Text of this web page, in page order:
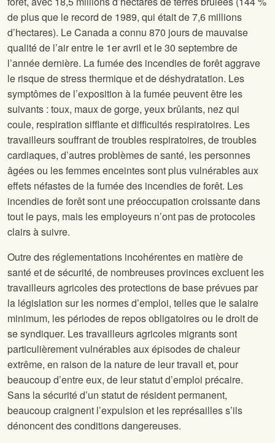
de plus que le record de 1989, qui était de 7,6 millions
d’hectares). Le Canada a connu 870 jours de mauvaise
qualité de l’air entre le 1er avril et le 30 septembre de
l’année dernière. La fumée des incendies de forêt aggrave
le risque de stress thermique et de déshydratation. Les
symptômes de l’exposition à la fumée peuvent être les
suivants : toux, maux de gorge, yeux brûlants, nez qui
coule, respiration sifflante et difficultés respiratoires. Les
travailleurs souffrant de troubles respiratoires, de troubles
cardiaques, d’autres problèmes de santé, les personnes
âgées ou les femmes enceintes sont plus vulnérables aux
effets néfastes de la fumée des incendies de forêt. Les
incendies de forêt sont une préoccupation croissante dans
tout le pays, mais les employeurs n’ont pas de protocoles
clairs à suivre.
Outre des réglementations incohérentes en matière de
santé et de sécurité, de nombreuses provinces excluent les
travailleurs agricoles des protections de base prévues par
la législation sur les normes d’emploi, telles que le salaire
minimum, les périodes de repos obligatoires ou le droit de
se syndiquer. Les travailleurs agricoles migrants sont
particulièrement vulnérables aux épisodes de chaleur
extrême, en raison de la nature de leur travail et, pour
beaucoup d’entre eux, de leur statut d’emploi précaire.
Sans la sécurité d’un statut de résident permanent,
beaucoup craignent l’expulsion et les représailles s’ils
dénoncent des conditions dangereuses.